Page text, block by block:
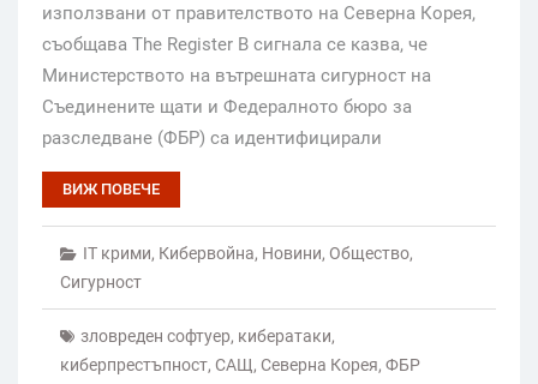
използвани от правителството на Северна Корея,
съобщава The Register В сигнала се казва, че
Министерството на вътрешната сигурност на
Съединените щати и Федералното бюро за
разследване (ФБР) са идентифицирали
ВИЖ ПОВЕЧЕ
IT крими, Кибервойна, Новини, Общество,
Сигурност
зловреден софтуер, кибератаки,
киберпрестъпност, САЩ, Северна Корея, ФБР